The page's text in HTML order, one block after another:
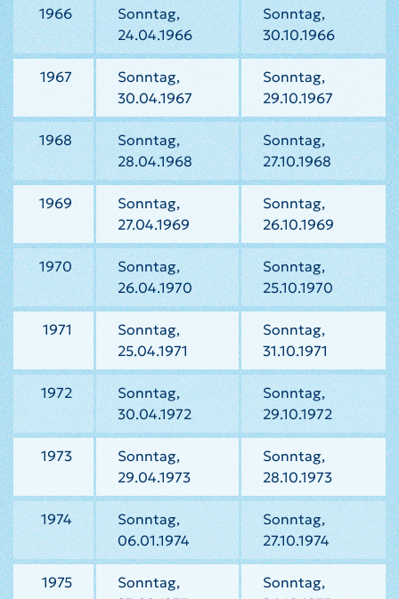
1966
Sonntag,
24.04.1966
Sonntag,
30.10.1966
1967
Sonntag,
30.04.1967
Sonntag,
29.10.1967
1968
Sonntag,
28.04.1968
Sonntag,
27.10.1968
1969
Sonntag,
27.04.1969
Sonntag,
26.10.1969
1970
Sonntag,
26.04.1970
Sonntag,
25.10.1970
1971
Sonntag,
25.04.1971
Sonntag,
31.10.1971
1972
Sonntag,
30.04.1972
Sonntag,
29.10.1972
1973
Sonntag,
29.04.1973
Sonntag,
28.10.1973
1974
Sonntag,
06.01.1974
Sonntag,
27.10.1974
1975
Sonntag,
Sonntag,